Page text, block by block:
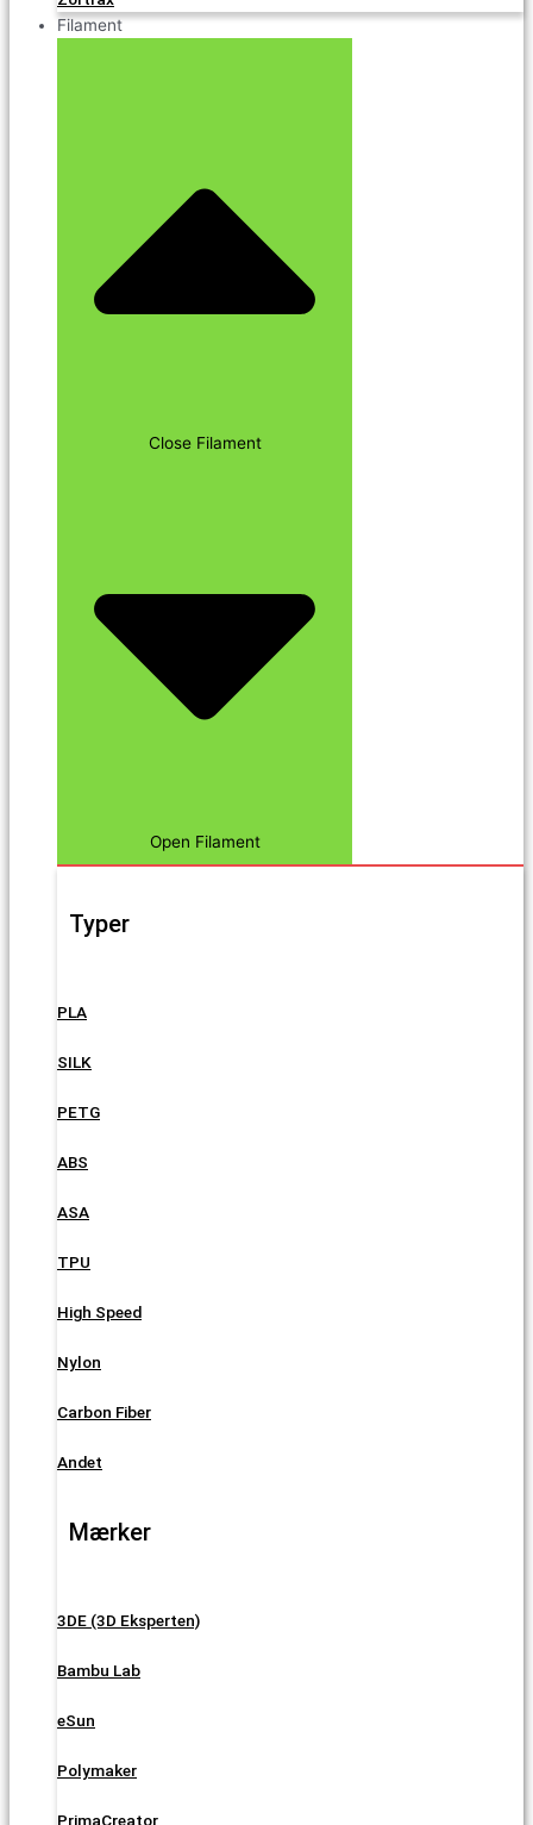
Filament
Close Filament
Open Filament
Typer
PLA
SILK
PETG
ABS
ASA
TPU
High Speed
Nylon
Carbon Fiber
Andet
Mærker
3DE (3D Eksperten)
Bambu Lab
eSun
Polymaker
PrimaCreator